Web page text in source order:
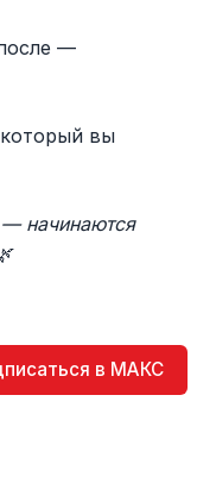
—
вы
— начинаются
в МАКС